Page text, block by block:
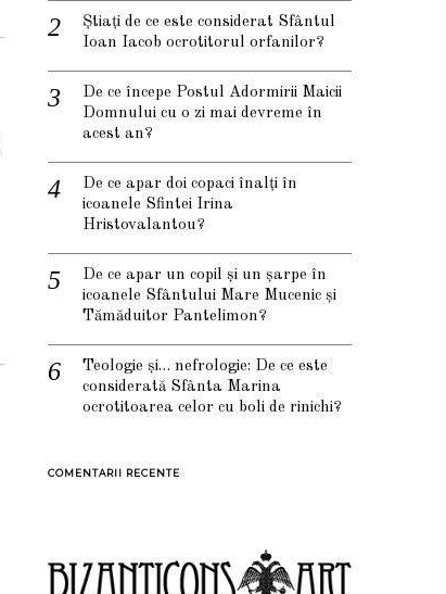
Știați de ce este considerat Sfântul
Ioan Iacob ocrotitorul orfanilor?
De ce începe Postul Adormirii Maicii
Domnului cu o zi mai devreme în
acest an?
De ce apar doi copaci înalți în
icoanele Sfintei Irina
Hristovalantou?
De ce apar un copil și un șarpe în
icoanele Sfântului Mare Mucenic și
Tămăduitor Pantelimon?
Teologie și… nefrologie: De ce este
considerată Sfânta Marina
ocrotitoarea celor cu boli de rinichi?
COMENTARII RECENTE